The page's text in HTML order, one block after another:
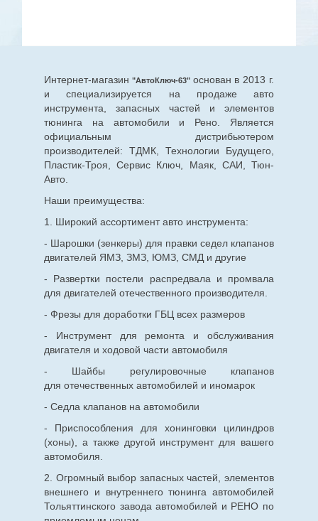
Интернет-магазин "АвтоКлюч-63" основан в 2013 г.
и специализируется на продаже авто
инструмента, запасных частей и элементов
тюнинга на автомобили и Рено. Является
официальным дистрибьютером
производителей: ТДМК, Технологии Будущего,
Пластик-Троя, Сервис Ключ, Маяк, САИ, Тюн-
Авто.
Наши преимущества:
1. Широкий ассортимент авто инструмента:
- Шарошки (зенкеры) для правки седел клапанов
двигателей ЯМЗ, ЗМЗ, ЮМЗ, СМД и другие
- Развертки постели распредвала и промвала
для двигателей отечественного производителя.
- Фрезы для доработки ГБЦ всех размеров
- Инструмент для ремонта и обслуживания
двигателя и ходовой части автомобиля
- Шайбы регулировочные клапанов
для отечественныхавтомобилей и иномарок
- Седла клапанов на автомобили
- Приспособления для хонинговки цилиндров
(хоны), а также другой инструмент для вашего
автомобиля.
2. Огромный выбор запасных частей, элементов
внешнего и внутреннего тюнинга автомобилей
Тольяттинского завода автомобилей и РЕНО по